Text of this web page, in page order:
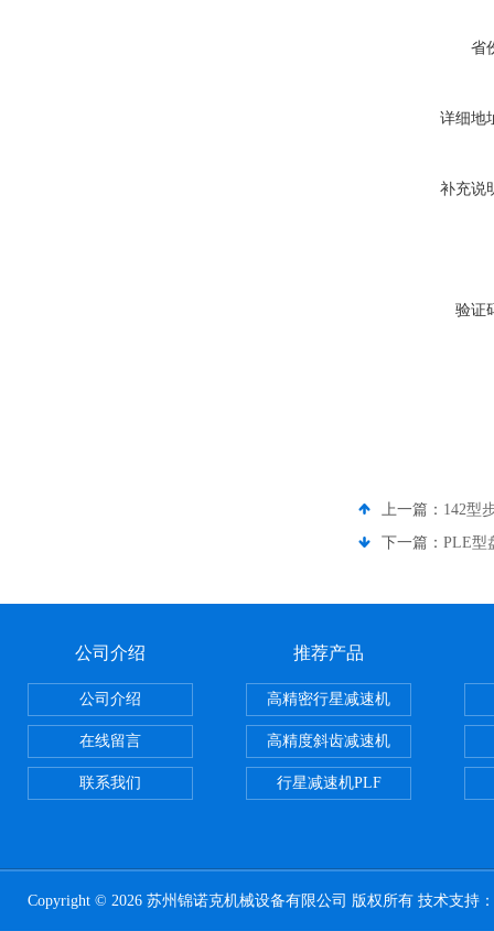
省
详细地
补充说
验证
上一篇： 142型
下一篇： PLE型
公司介绍
公司介绍
在线留言
联系我们
推荐产品
高精密行星减速机
高精度斜齿减速机
行星减速机PLF
Copyright © 2026 苏州锦诺克机械设备有限公司 版权所有 技术支持：